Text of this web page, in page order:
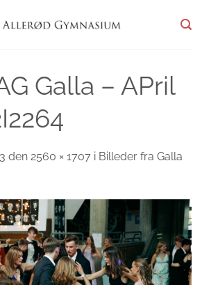
Galla – APril
den 2560 × 1707 i Billeder fra Galla